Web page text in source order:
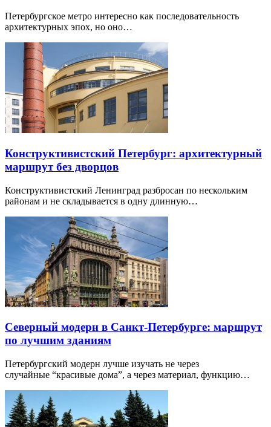
Петербургское метро интересно как последовательность
архитектурных эпох, но оно…
Конструктивистский Петербург: архитектурный
маршрут без дворцов
Конструктивистский Ленинград разбросан по нескольким
районам и не складывается в одну длинную…
Северный модерн в Санкт-Петербурге: маршрут
по лучшим зданиям
Петербургский модерн лучше изучать не через
случайные “красивые дома”, а через материал, функцию…